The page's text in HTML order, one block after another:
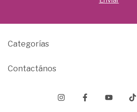
Categorías
Contactános